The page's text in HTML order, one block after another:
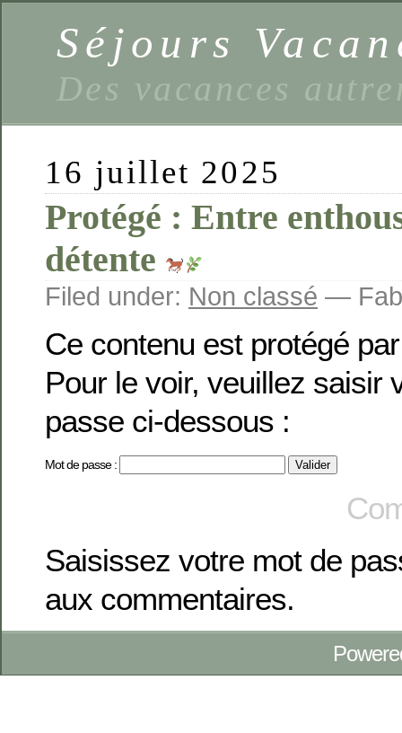
Séjours
Des vacances
16 juillet 2025
Protégé : Entre
détente
Filed under: Non classé —
Ce contenu est protégé
Pour le voir, veuillez saisir
passe ci-dessous :
Mot de passe :
Saisissez votre mot de
aux commentaires.